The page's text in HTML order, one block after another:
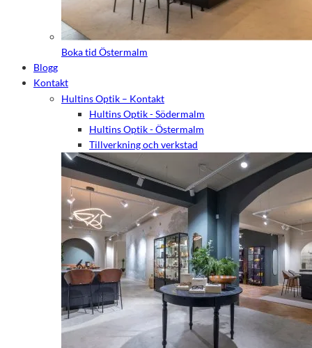
Boka tid Östermalm
Blogg
Kontakt
Hultins Optik – Kontakt
Hultins Optik - Södermalm
Hultins Optik - Östermalm
Tillverkning och verkstad